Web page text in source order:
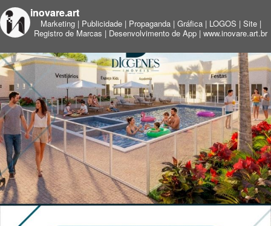
inovare.art
Marketing | Publicidade | Propaganda | Gráfica | LOGOS | Site |
Registro de Marcas | Desenvolvimento de App | www.inovare.art.br